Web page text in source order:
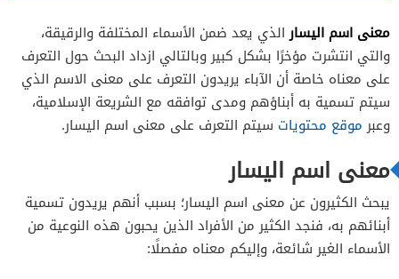
معنى اسم اليسارالذي يعد ضمن الأسماء المختلفة والرقيقة،
والتي انتشرت مؤخرًا بشكل كبير وبالتالي ازداد البحث حول التعرف
على معناه خاصة أن الآباء يريدون التعرف على معنى الاسم الذي
سيتم تسمية به أبناؤهم ومدى توافقه مع الشريعة الإسلامية،
وعبرموقع محتويات سيتم التعرف على معنى اسم اليسار.
معنى اسم اليسار
يبحث الكثيرون عن معنى اسم اليسار؛ بسبب أنهم يريدون تسمية
أبنائهم به، فنجد الكثير من الأفراد الذين يحبون هذه النوعية من
الأسماء الغير شائعة، وإليكم معناه مفصلًا: